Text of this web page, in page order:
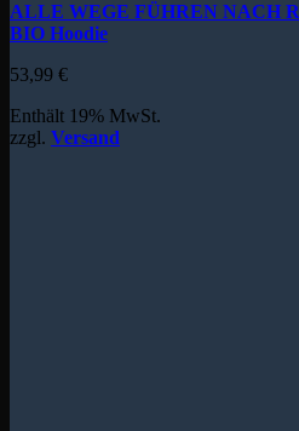
ALLE WEGE FÜHREN NACH
BIO Hoodie
53,99 €
Enthält 19% MwSt.
zzgl. Versand